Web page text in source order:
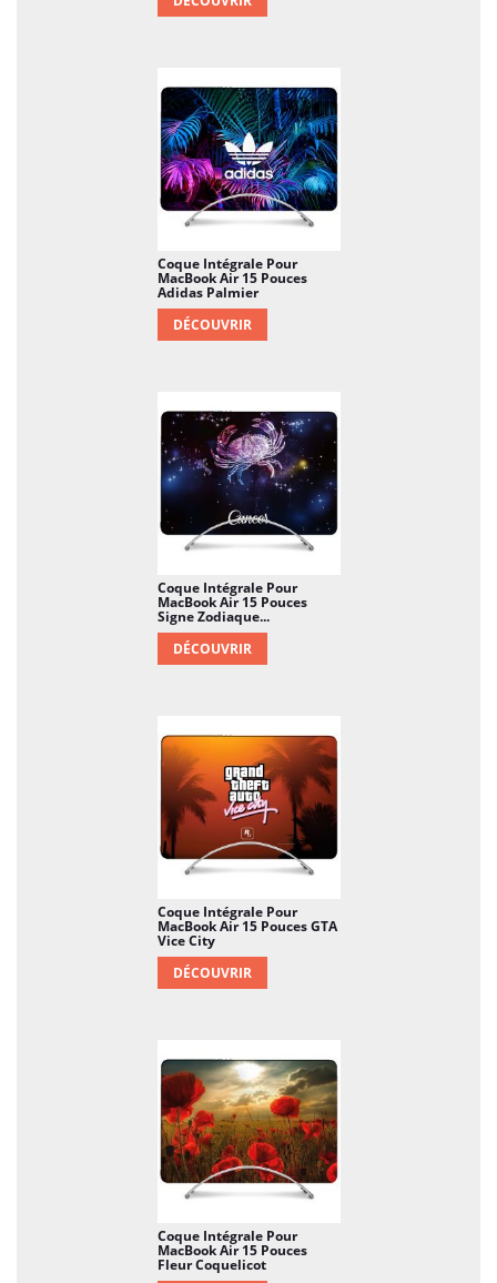
Coque Intégrale Pour
MacBook Air 15 Pouces
Adidas Palmier
DÉCOUVRIR
Coque Intégrale Pour
MacBook Air 15 Pouces
Signe Zodiaque...
DÉCOUVRIR
Coque Intégrale Pour
MacBook Air 15 Pouces GTA
Vice City
DÉCOUVRIR
Coque Intégrale Pour
MacBook Air 15 Pouces
Fleur Coquelicot